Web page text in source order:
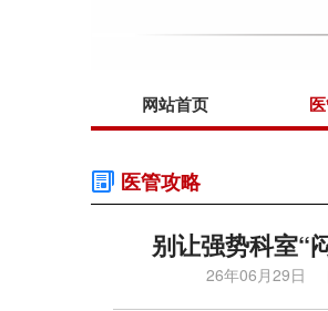
网站首页
医管攻略
别让强势科室“
26年06月29日